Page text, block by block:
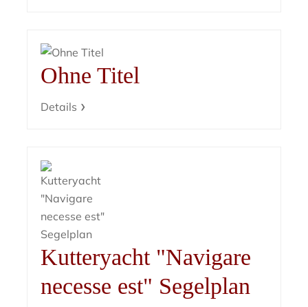
Ohne Titel
Details
Kutteryacht "Navigare
necesse est" Segelplan